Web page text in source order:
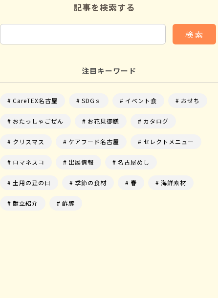
記事を検索する
検 索
注目キーワード
CareTEX名古屋 SDGｓ イベント食 おせち
おたっしゃごぜん お花見御膳 カタログ
クリスマス ケアフード名古屋 セレクトメニュー
ロマネスコ 出展情報 名古屋めし
土用の丑の日 季節の食材 春 海鮮素材
献立紹介 酢豚